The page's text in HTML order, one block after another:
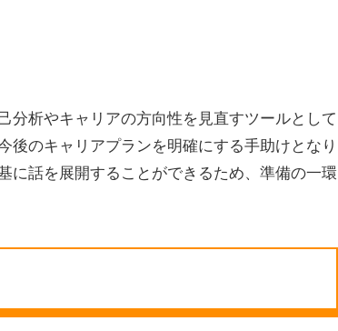
分析やキャリアの方向性を見直すツールとして
後のキャリアプランを明確にする手助けとなり
に話を展開することができるため、準備の一環